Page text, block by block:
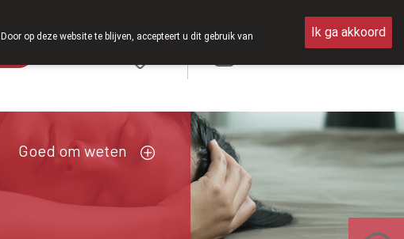
Goed om weten
op deze website te blijven, accepteert u dit gebruik van
Ik ga akkoord